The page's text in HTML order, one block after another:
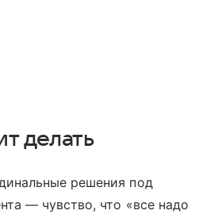
делать
решения под
— чувство, что «все надо